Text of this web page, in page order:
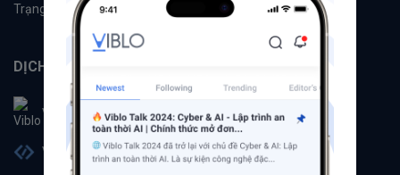
Trạng thái hệ thống
DỊCH VỤ
Viblo
Viblo Code